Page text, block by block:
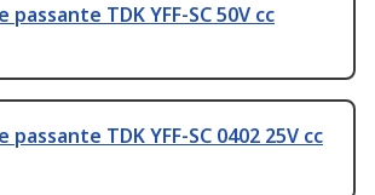
TDK YFF-SC 50V cc
TDK YFF-SC 0402 25V cc